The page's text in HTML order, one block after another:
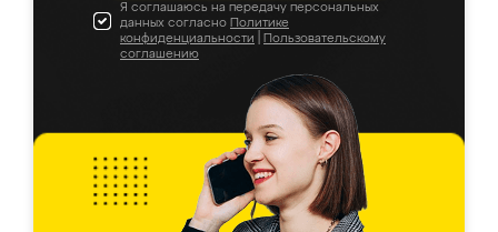
Я соглашаюсь на передачу персональных
данных согласно Политике
конфиденциальности
Пользовательскому
соглашению